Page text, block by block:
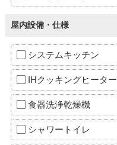
屋内設備・仕様
システムキッチン
IHクッキングヒーター
食器洗浄乾燥機
シャワートイレ